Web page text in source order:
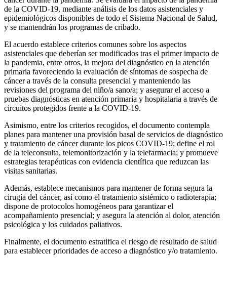
de la COVID-19, mediante análisis de los datos asistenciales y
epidemiológicos disponibles de todo el Sistema Nacional de Salud,
y se mantendrán los programas de cribado.
El acuerdo establece criterios comunes sobre los aspectos
asistenciales que deberían ser modificados tras el primer impacto de
la pandemia, entre otros, la mejora del diagnóstico en la atención
primaria favoreciendo la evaluación de síntomas de sospecha de
cáncer a través de la consulta presencial y manteniendo las
revisiones del programa del niño/a sano/a; y asegurar el acceso a
pruebas diagnósticas en atención primaria y hospitalaria a través de
circuitos protegidos frente a la COVID-19.
Asimismo, entre los criterios recogidos, el documento contempla
planes para mantener una provisión basal de servicios de diagnóstico
y tratamiento de cáncer durante los picos COVID-19; define el rol
de la teleconsulta, telemonitorización y la telefarmacia; y promueve
estrategias terapéuticas con evidencia científica que reduzcan las
visitas sanitarias.
Además, establece mecanismos para mantener de forma segura la
cirugía del cáncer, así como el tratamiento sistémico o radioterapia;
dispone de protocolos homogéneos para garantizar el
acompañamiento presencial; y asegura la atención al dolor, atención
psicológica y los cuidados paliativos.
Finalmente, el documento estratifica el riesgo de resultado de salud
para establecer prioridades de acceso a diagnóstico y/o tratamiento.